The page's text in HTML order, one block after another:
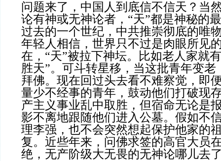
问题来了，中国人到底信不信天？当
论有神或无神论者，“天”都是神秘的
过去的一个世纪，中共推崇彻底的唯
年轻人相信，世界只不过是肉眼所见
在，“天”被拉下神坛。比如老人家就
胜天”。可斗转星移，当这批青年变
拜佛。现在回过头去看不难察觉，即
量少不经事的青年，鼓动他们打破现
产主义事业乱中取胜，但宿命无论是
影不离地跟随他们进入公墓。假如不
理李强，也不会突然想起保护他家的
复。近些年来，问佛求签的高官大员
绝，无产阶级大无畏的无神论哪儿去